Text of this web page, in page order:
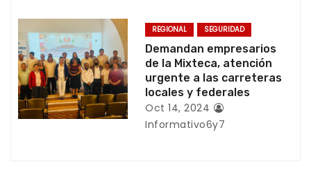
t
r
a
d
REGIONAL SEGURIDAD
Demandan empresarios
de la Mixteca, atención
urgente a las carreteras
locales y federales
Oct 14, 2024
Informativo6y7